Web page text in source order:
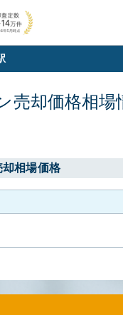
売却価格相場
相場価格